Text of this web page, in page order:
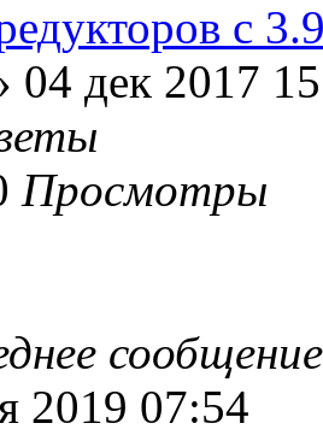
с
04 дек 2017
Просмотры
2019 07:54